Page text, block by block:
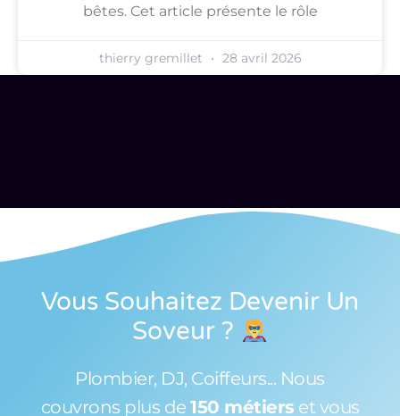
bêtes. Cet article présente le rôle
thierry gremillet 28 avril 2026
Vous Souhaitez Devenir Un
Soveur ?
Plombier, DJ, Coiffeurs... Nous
couvrons plus de 150 métiers et vous